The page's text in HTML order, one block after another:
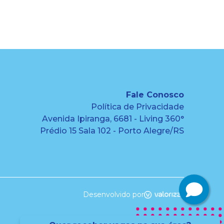
Fale Conosco
Política de Privacidade
Avenida Ipiranga, 6681 - Living 360°
Prédio 15 Sala 102 - Porto Alegre/RS
Desenvolvido por